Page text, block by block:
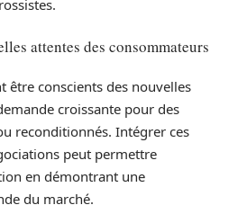
attentes des consommateurs
être conscients des nouvelles
croissante pour des
reconditionnés. Intégrer ces
peut permettre
en démontrant une
du marché.